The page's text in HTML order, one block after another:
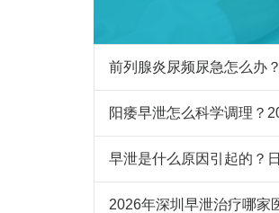
早泄是什么原因引起的？
2026年深圳早泄治疗哪家